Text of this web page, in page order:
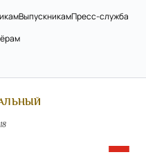
ВыпускникамПресс-служба